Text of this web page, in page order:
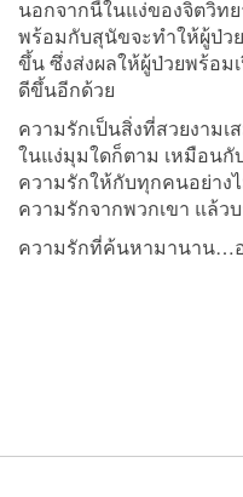
นอกจากนี้ในแง่ของจิตวิท
พร้อมกับสุนัขจะทำให้ผู้ป่ว
ขึ้น ซึ่งส่งผลให้ผู้ป่วยพร้อ
ดีขึ้นอีกด้วย
ความรักเป็นสิ่งที่สวยงาม
ในแง่มุมใดก็ตาม เหมือนกั
ความรักให้กับทุกคนอย่าง
ความรักจากพวกเขา แล้ว
ความรักที่ค้นหามานาน…